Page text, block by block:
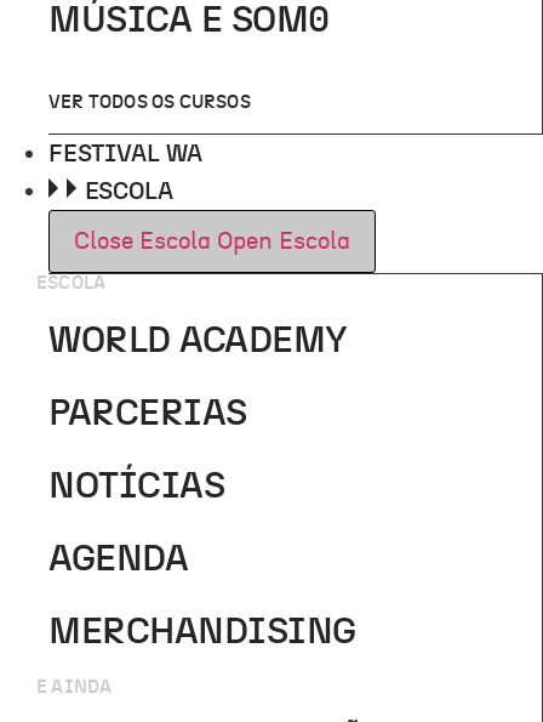
MÚSICA E SOM 0
VER TODOS OS CURSOS
FESTIVAL WA
ESCOLA
Close Escola Open Escola
ESCOLA
WORLD ACADEMY
PARCERIAS
NOTÍCIAS
AGENDA
MERCHANDISING
E AINDA